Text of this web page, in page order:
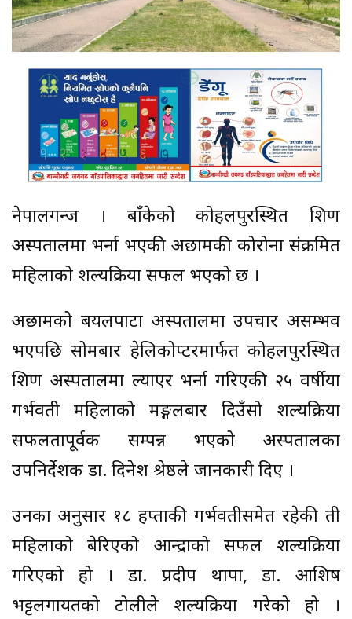
नेपालगन्ज । बाँकेको कोहलपुरस्थित शिक्षण
अस्पतालमा भर्ना भएकी अछामकी कोरोना संक्रमित
महिलाको शल्यक्रिया सफल भएको छ ।
अछामको बयलपाटा अस्पतालमा उपचार असम्भव
भएपछि सोमबार हेलिकोप्टरमार्फत कोहलपुरस्थित
शिक्षण अस्पतालमा ल्याएर भर्ना गरिएकी २५ वर्षीया
गर्भवती महिलाको मङ्गलबार दिउँसो शल्यक्रिया
सफलतापूर्वक सम्पन्न भएको अस्पतालका
उपनिर्देशक डा. दिनेश श्रेष्ठले जानकारी दिए ।
उनका अनुसार १८ हप्ताकी गर्भवतीसमेत रहेकी ती
महिलाको बेरिएको आन्द्राको सफल शल्यक्रिया
गरिएको हो । डा. प्रदीप थापा, डा. आशिष
भट्टलगायतको टोलीले शल्यक्रिया गरेको हो ।